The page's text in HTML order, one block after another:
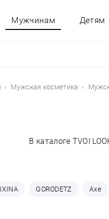
Мужчинам Детям
Мужская косметика
В каталоге TVOI
GORODETZ Axe